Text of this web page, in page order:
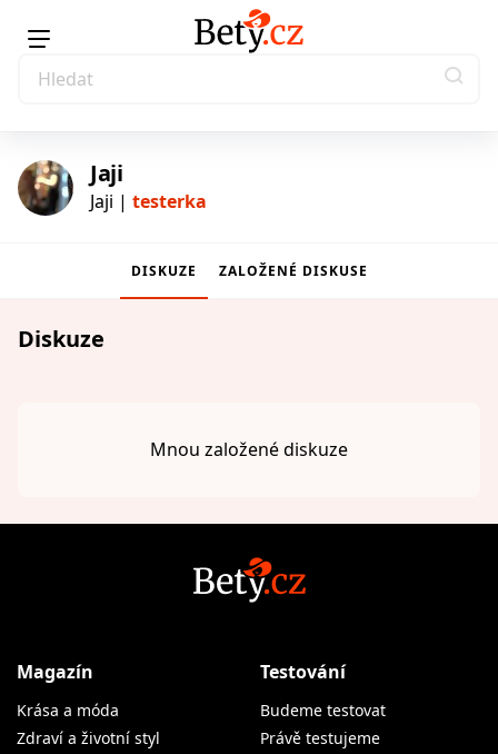
Jaji
Jaji | testerka
DISKUZE ZALOŽENÉ DISKUSE
Diskuze
Mnou založené diskuze
Magazín
Krása a móda
Zdraví a životní styl
Testování
Budeme testovat
Právě testujeme